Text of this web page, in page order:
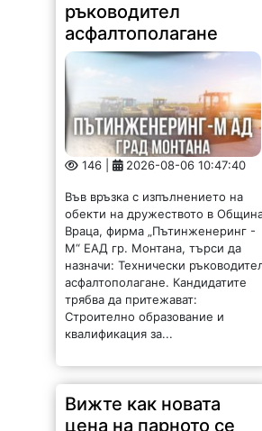
146 | 2026-08-06 10:47:40
Във връзка с изпълнението на
обекти на дружеството в Община
Враца, фирма „Пътинженеринг -
М“ ЕАД гр. Монтана, търси да
назначи: Технически ръководител
асфалтополагане. Кандидатите
трябва да притежават:
Строително образование и
Вижте как новата
цена на парното се
отразява на средните
сметки във Враца